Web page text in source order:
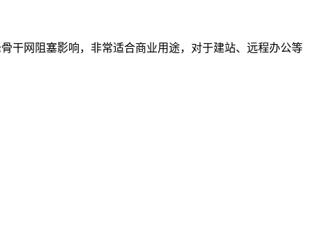
干网阻塞影响，非常适合商业用途，对于建站、远程办公等